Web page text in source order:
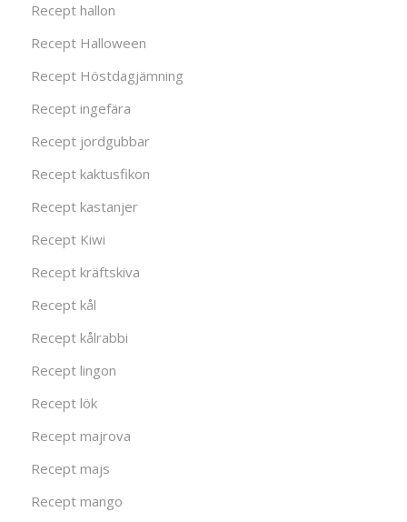
Recept hallon
Recept Halloween
Recept Höstdagjämning
Recept ingefära
Recept jordgubbar
Recept kaktusfikon
Recept kastanjer
Recept Kiwi
Recept kräftskiva
Recept kål
Recept kålrabbi
Recept lingon
Recept lök
Recept majrova
Recept majs
Recept mango